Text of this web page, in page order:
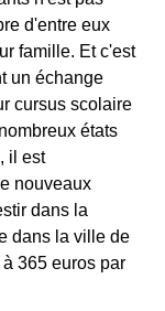
d'entre eux
famille. Et c'est
un échange
cursus scolaire
états
il est
nouveaux
dans la
dans la ville de
365 euros par